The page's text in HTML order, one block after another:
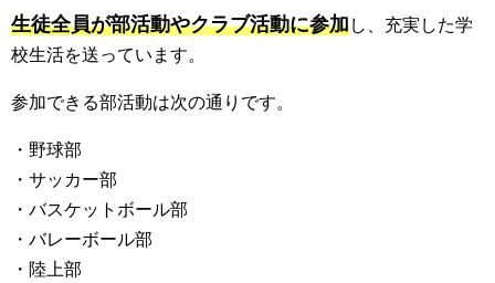
生徒全員が部活動やクラブ活動に参加し、充実した学
校生活を送っています。
参加できる部活動は次の通りです。
・野球部
・サッカー部
・バスケットボール部
・バレーボール部
・陸上部